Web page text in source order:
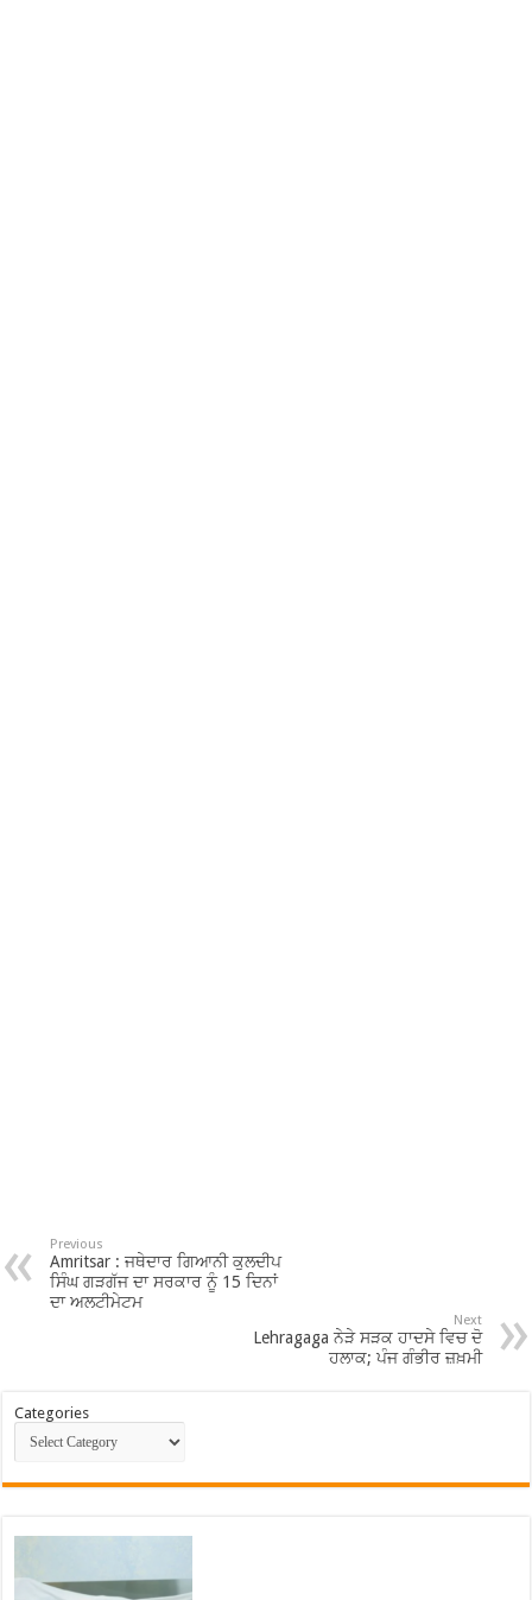
Previous
Amritsar : ਜਥੇਦਾਰ ਗਿਆਨੀ ਕੁਲਦੀਪ
ਸਿੰਘ ਗੜਗੱਜ ਦਾ ਸਰਕਾਰ ਨੂੰ 15 ਦਿਨਾਂ
ਦਾ ਅਲਟੀਮੇਟਮ
Next
Lehragaga ਨੇੜੇ ਸੜਕ ਹਾਦਸੇ ਵਿਚ ਦੋ
ਹਲਾਕ; ਪੰਜ ਗੰਭੀਰ ਜ਼ਖ਼ਮੀ
Categories